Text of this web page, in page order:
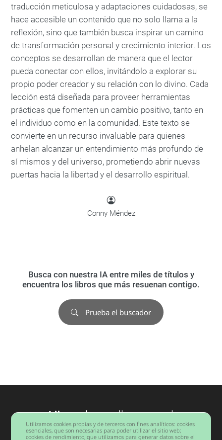
traducción meticulosa y adaptaciones cuidadosas, se
hace accesible un contenido que no solo llama a la
reflexión, sino que también busca inspirar un camino
de transformación personal y crecimiento interior. Los
conceptos se desarrollan de manera que el lector
pueda conectar con ellos, invitándolo a explorar su
propio poder creador y su relación con lo divino. Cada
lección está diseñada para proveer herramientas
prácticas que fomenten un cambio positivo, tanto en
el individuo como en la comunidad. Este texto se
convierte en un recurso invaluable para quienes
anhelan alcanzar un entendimiento más profundo de
sí mismos y del universo, prometiendo abrir nuevas
puertas hacia la libertad y el desarrollo espiritual.
Conny Méndez
Busca con nuestra IA entre miles de títulos y
encuentra los libros que más resuenan contigo.
Prueba el buscador
Librosdesarrollo personal
Barcelona
Utilizamos cookies propias y de terceros con fines analíticos: cookies
esenciales, que son necesarias para poder utilizar el sitio web;
cookies de rendimiento, que utilizamos para generar datos sobre el